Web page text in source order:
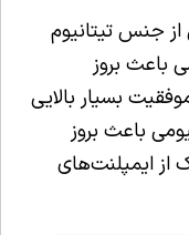
جنس تیتانیوم
باعث بروز
بسیار بالایی
باعث بروز
از ایمپلنت‌های